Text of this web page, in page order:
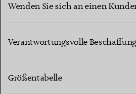
Wenden Sie sich an einen
Verantwortungsvolle
Größentabelle